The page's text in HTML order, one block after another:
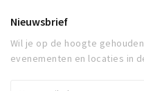
Nieuwsbrief
Wil je op de hoogte
evenementen en locaties in